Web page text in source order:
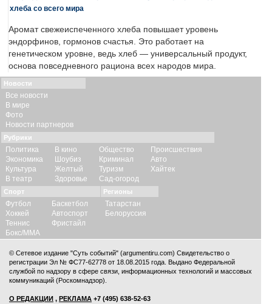
хлеба со всего мира
Аромат свежеиспеченного хлеба повышает уровень
эндорфинов, гормонов счастья. Это работает на
генетическом уровне, ведь хлеб — универсальный продукт,
основа повседневного рациона всех народов мира.
Новости
Все новости
В мире
Фото
Новости партнеров
Рубрики
Политика
Экономика
Культура
В театр
В кино
Шоубиз
Желтый
Здоровье
Общество
Криминал
Туризм
Сад-огород
Происшествия
Авто
Хайтек
Спорт
Футбол
Хоккей
Теннис
Бокс/ММА
Баскетбол
Автоспорт
Фристайл
Регионы
Татарстан
Белоруссия
© Сетевое издание "Суть событий" (argumentiru.com) Свидетельство о
регистрации Эл № ФС77-62778 от 18.08.2015 года. Выдано Федеральной
службой по надзору в сфере связи, информационных технологий и массовых
коммуникаций (Роскомнадзор).
О РЕДАКЦИИ , РЕКЛАМА +7 (495) 638-52-63